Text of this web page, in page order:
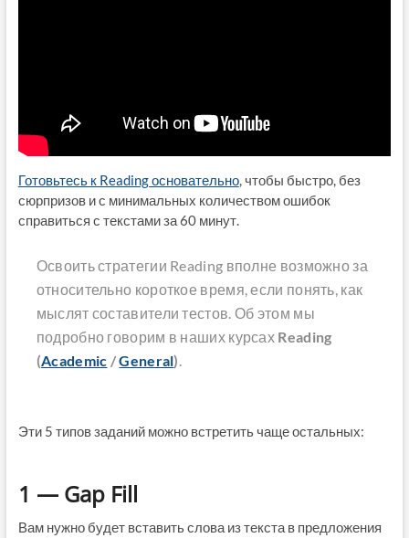
Готовьтесь к Reading основательно, чтобы быстро, без
сюрпризов и с минимальных количеством ошибок
справиться с текстами за 60 минут.
Освоить стратегии Reading вполне возможно за
относительно короткое время, если понять, как
мыслят составители тестов. Об этом мы
подробно говорим в наших курсах Reading
(Academic /General).
Эти 5 типов заданий можно встретить чаще остальных:
1 — Gap Fill
Вам нужно будет вставить слова из текста в предложения